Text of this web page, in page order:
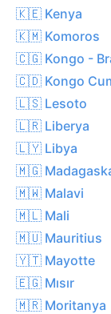
🇰🇪 Kenya
🇰🇲 Komoros
🇨🇬 Kongo -
🇨🇩 Kongo
🇱🇸 Lesoto
🇱🇷 Liberya
🇱🇾 Libya
🇲🇬
🇲🇼 Malavi
🇲🇱 Mali
🇲🇺 Mauritius
🇾🇹 Mayotte
🇪🇬 Mısır
🇲🇷 Moritanya